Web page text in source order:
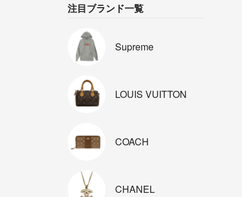
注目ブランド一覧
Supreme
LOUIS VUITTON
COACH
CHANEL